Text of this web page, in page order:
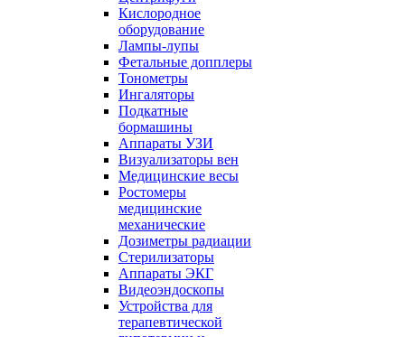
Кислородное
оборудование
Лампы-лупы
Фетальные допплеры
Тонометры
Ингаляторы
Подкатные
бормашины
Аппараты УЗИ
Визуализаторы вен
Медицинские весы
Ростомеры
медицинские
механические
Дозиметры радиации
Стерилизаторы
Аппараты ЭКГ
Видеоэндоскопы
Устройства для
терапевтической